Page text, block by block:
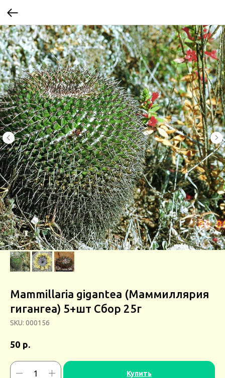
Mammillaria gigantea (Маммиллярия
гигангеа) 5+шт Сбор 25г
SKU: 000156
50 р.
Купить